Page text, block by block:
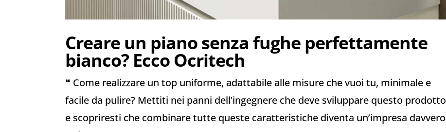
Creare un piano senza fughe perfettamente
bianco? Ecco Ocritech
❝ Come realizzare un top uniforme, adattabile alle misure che vuoi tu, minimale e
facile da pulire? Mettiti nei panni dell’ingegnere che deve sviluppare questo prodotto
e scopriresti che combinare tutte queste caratteristiche diventa un’impresa davvero